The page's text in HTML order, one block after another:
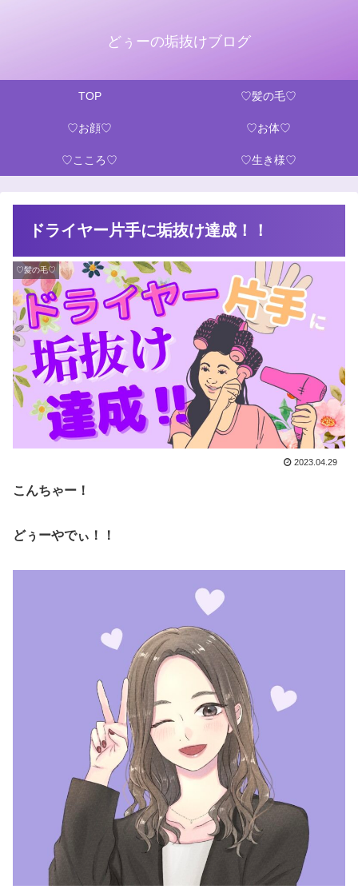
どぅーの垢抜けブログ
TOP ♡髪の毛♡
♡お顔♡ ♡お体♡
♡こころ♡ ♡生き様♡
ドライヤー片手に垢抜け達成！！
♡髪の毛♡
2023.04.29
こんちゃー！
どぅーやでぃ！！